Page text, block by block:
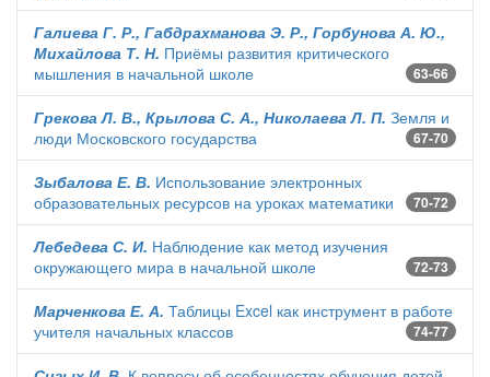
Галиева Г. Р., Габдрахманова Э. Р., Горбунова А. Ю.,
Михайлова Т. Н. Приёмы развития критического
мышления в начальной школе
63-66
Грекова Л. В., Крылова С. А., Николаева Л. П. Земля и
люди Московского государства
67-70
Зыбалова Е. В. Использование электронных
образовательных ресурсов на уроках математики
70-72
Лебедева С. И. Наблюдение как метод изучения
окружающего мира в начальной школе
72-73
Марченкова Е. А. Таблицы Excel как инструмент в работе
учителя начальных классов
74-77